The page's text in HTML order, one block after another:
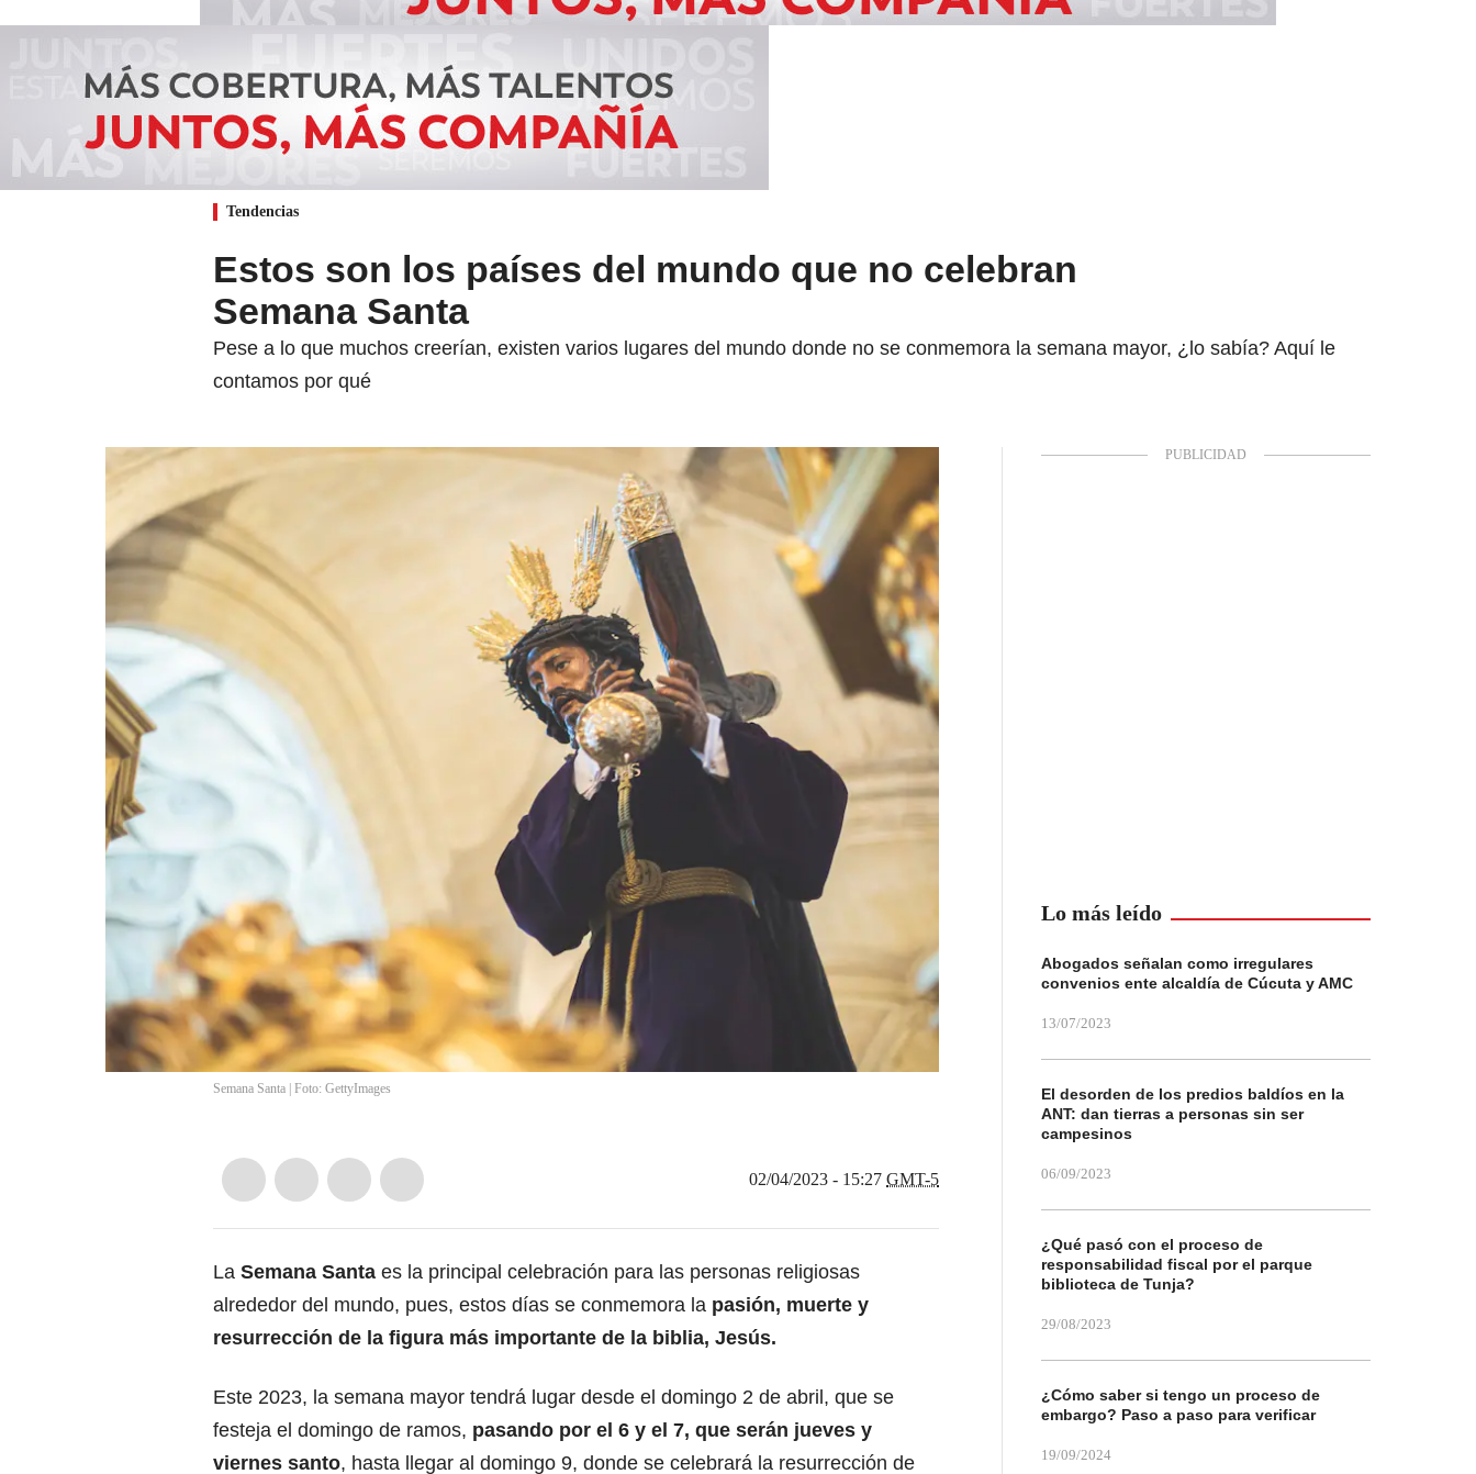
Tendencias
Estos son los países del mundo que no celebran
Semana Santa
Pese a lo que muchos creerían, existen varios lugares del mundo donde no se conmemora la semana mayor, ¿lo sabía? Aquí le
contamos por qué
Semana Santa | Foto: GettyImages
02/04/2023 - 15:27 GMT-5
La Semana Santa es la principal celebración para las personas religiosas
alrededor del mundo, pues, estos días se conmemora la pasión, muerte y
resurrección de la figura más importante de la biblia, Jesús.
Este 2023, la semana mayor tendrá lugar desde el domingo 2 de abril, que se
festeja el domingo de ramos, pasando por el 6 y el 7, que serán jueves y
viernes santo, hasta llegar al domingo 9, donde se celebrará la resurrección de
Lo más leído
Abogados señalan como irregulares
convenios ente alcaldía de Cúcuta y AMC
13/07/2023
El desorden de los predios baldíos en la
ANT: dan tierras a personas sin ser
campesinos
06/09/2023
¿Qué pasó con el proceso de
responsabilidad fiscal por el parque
biblioteca de Tunja?
29/08/2023
¿Cómo saber si tengo un proceso de
embargo? Paso a paso para verificar
19/09/2024